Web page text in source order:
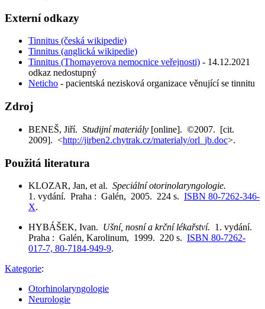
Externí odkazy
Tinnitus (česká wikipedie)
Tinnitus (anglická wikipedie)
Tinnitus (Thomayerova nemocnice veřejnosti) - 14.12.2021
odkaz nedostupný
Neticho - pacientská nezisková organizace věnující se tinnitu
Zdroj
BENEŠ, Jiří. Studijní materiály [online]. ©2007. [cit.
2009]. <http://jirben2.chytrak.cz/materialy/orl_jb.doc>.
Použitá literatura
KLOZAR, Jan, et al. Speciální otorinolaryngologie.
1. vydání. Praha : Galén, 2005. 224 s. ISBN 80-7262-346-
X.
HYBÁŠEK, Ivan. Ušní, nosní a krční lékařství. 1. vydání.
Praha : Galén, Karolinum, 1999. 220 s. ISBN 80-7262-
017-7, 80-7184-949-9.
Kategorie:
Otorhinolaryngologie
Neurologie